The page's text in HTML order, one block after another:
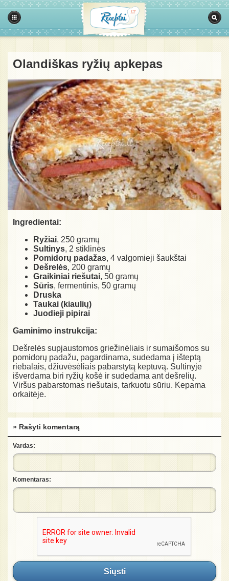
Olandiškas ryžių apkepas
Ingredientai:
Ryžiai, 250 gramų
Sultinys, 2 stiklinės
Pomidorų padažas, 4 valgomieji šaukštai
Dešrelės, 200 gramų
Graikiniai riešutai, 50 gramų
Sūris, fermentinis, 50 gramų
Druska
Taukai (kiaulių)
Juodieji pipirai
Gaminimo instrukcija:
Dešrelės supjaustomos griežinėliais ir sumaišomos su
pomidorų padažu, pagardinama, sudedama į išteptą
riebalais, džiūvėsėliais pabarstytą keptuvą. Sultinyje
išverdama biri ryžių košė ir sudedama ant dešrelių.
Viršus pabarstomas riešutais, tarkuotu sūriu. Kepama
orkaitėje.
» Rašyti komentarą
Vardas:
Komentaras:
Siųsti